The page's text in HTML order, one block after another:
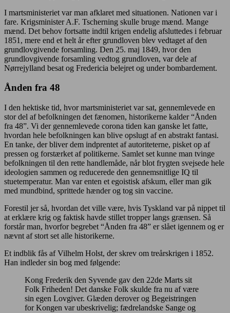
I martsministeriet var man afklaret med situationen. Nationen var i
fare. Krigsminister A.F. Tscherning skulle bruge mænd. Mange
mænd. Det behov fortsatte indtil krigen endelig afsluttedes i februar
1851, mere end et helt år efter grundloven blev vedtaget af den
grundlovgivende forsamling. Den 25. maj 1849, hvor den
grundlovgivende forsamling vedtog grundloven, var dele af
Nørrejylland besat og Fredericia belejret og under bombardement.
Ånden fra 48
I den hektiske tid, hvor martsministeriet var sat, gennemlevede en
stor del af befolkningen det fænomen, historikerne kalder “Ånden
fra 48”. Vi der gennemlevede corona tiden kan ganske let fatte,
hvordan hele befolkningen kan blive opslugt af en abstrakt fantasi.
En tanke, der bliver dem indprentet af autoriteterne, pisket op af
pressen og forstærket af politikerne. Samlet set kunne man tvinge
befolkningen til den rette handlemåde, når blot frygten svejsede hele
ideologien sammen og reducerede den gennemsnitlige IQ til
stuetemperatur. Man var enten et egoistisk afskum, eller man gik
med mundbind, sprittede hænder og tog sin vaccine.
Forestil jer så, hvordan det ville være, hvis Tyskland var på nippet til
at erklære krig og faktisk havde stillet tropper langs grænsen. Så
forstår man, hvorfor begrebet “Ånden fra 48” er slået igennem og er
nævnt af stort set alle historikerne.
Et indblik fås af Vilhelm Holst, der skrev om treårskrigen i 1852.
Han indleder sin bog med følgende:
Kong Frederik den Syvende gav den 22de Marts sit
Folk Friheden! Det danske Folk skulde fra nu af være
sin egen Lovgiver. Glæden derover og Begeistringen
for Kongen var ubeskrivelig; fædrelandske Sange og